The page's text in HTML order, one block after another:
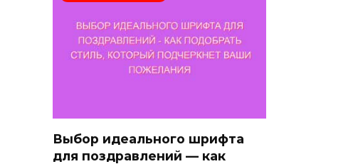
Выбор идеального шрифта
для поздравлений — как